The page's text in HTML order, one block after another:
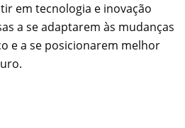
em tecnologia e inovação
a se adaptarem às mudanças
e a se posicionarem melhor